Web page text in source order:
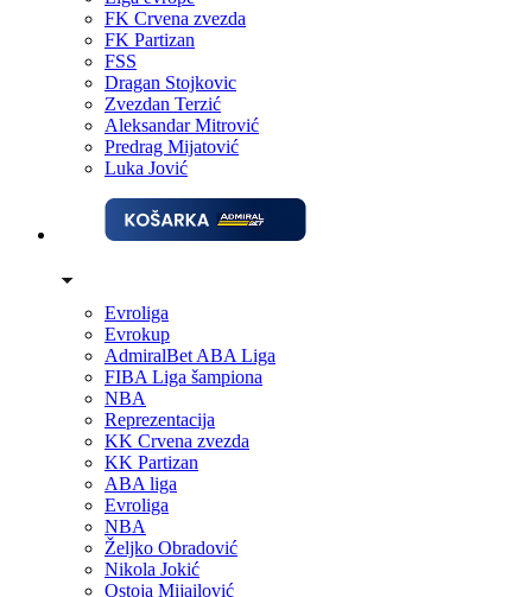
FK Crvena zvezda
FK Partizan
FSS
Dragan Stojkovic
Zvezdan Terzić
Aleksandar Mitrović
Predrag Mijatović
Luka Jović
Evroliga
Evrokup
AdmiralBet ABA Liga
FIBA Liga šampiona
NBA
Reprezentacija
KK Crvena zvezda
KK Partizan
ABA liga
Evroliga
NBA
Željko Obradović
Nikola Jokić
Ostoja Mijailović